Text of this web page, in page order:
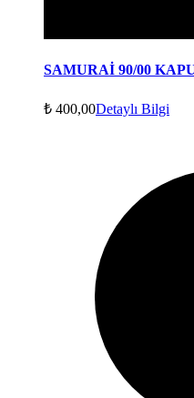
SAMURAİ 90/00
₺ 400,00Detaylı Bilgi